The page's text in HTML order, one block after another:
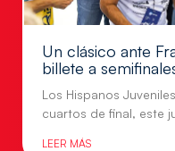
Un clásico ante
billete a
Los Hispanos
cuartos de final, este
LEER MÁS